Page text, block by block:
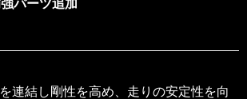
パーツ追加
連結し剛性を高め、走りの安定性を向